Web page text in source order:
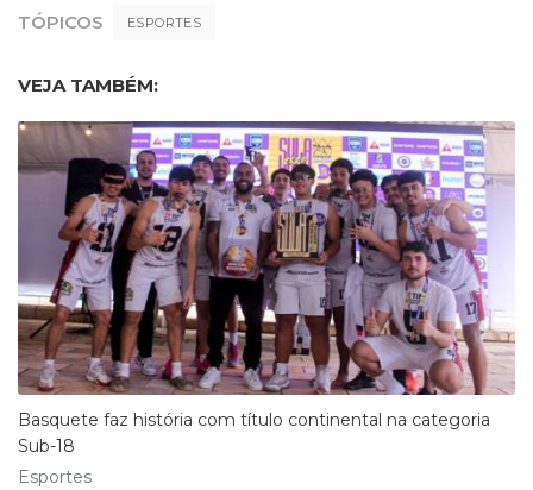
TÓPICOS ESPORTES
VEJA TAMBÉM:
Basquete faz história com título continental na categoria
Sub-18
Esportes